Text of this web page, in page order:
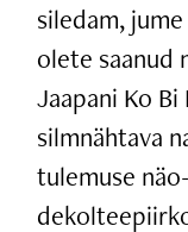
siledam,
olete saanud
Jaapani Ko
silmnähtava
tulemuse